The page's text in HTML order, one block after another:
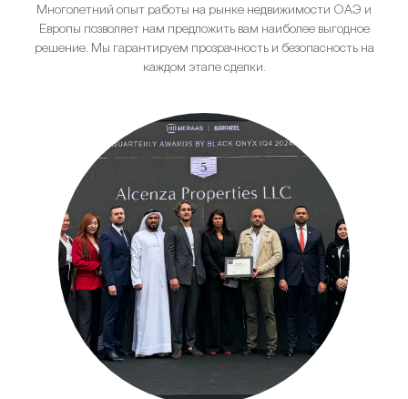
Многолетний опыт работы на рынке недвижимости ОАЭ и
Европы позволяет нам предложить вам наиболее выгодное
решение. Мы гарантируем прозрачность и безопасность на
каждом этапе сделки.